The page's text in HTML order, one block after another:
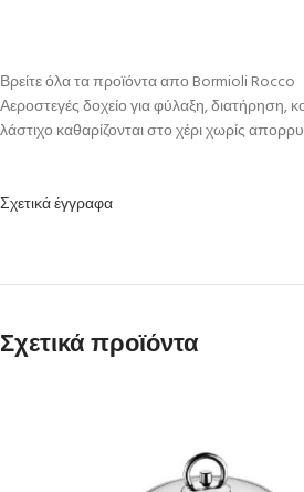
Βρείτε όλα τα προϊόντα απο Bormioli Rocco
Αεροστεγές δοχείο για φύλαξη, διατήρηση,
λάστιχο καθαρίζονται στο χέρι χωρίς
Σχετικά έγγραφα
Σχετικά προϊόντα